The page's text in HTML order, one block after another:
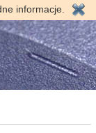
informacje.